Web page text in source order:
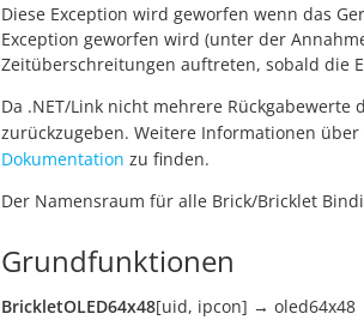
Diese Exception wird geworfen wenn das
Exception geworfen wird (unter der
Zeitüberschreitungen auftreten, sobald die
Da .NET/Link nicht mehrere
zurückzugeben. Weitere Informationen über
Dokumentation zu finden.
Der Namensraum für alle Brick/Bricklet
Grundfunktionen
BrickletOLED64x48[uid, ipcon] → oled64x48